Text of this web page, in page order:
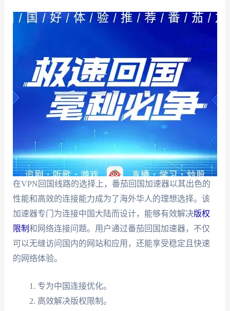
在VPN回国线路的选择上，番茄回国加速器以其出色的
性能和高效的连接能力成为了海外华人的理想选择。该
加速器专门为连接中国大陆而设计，能够有效解决版权
限制 和网络连接问题。用户通过番茄回国加速器，不仅
可以无缝访问国内的网站和应用，还能享受稳定且快速
的网络体验。
专为中国连接优化。
高效解决版权限制。